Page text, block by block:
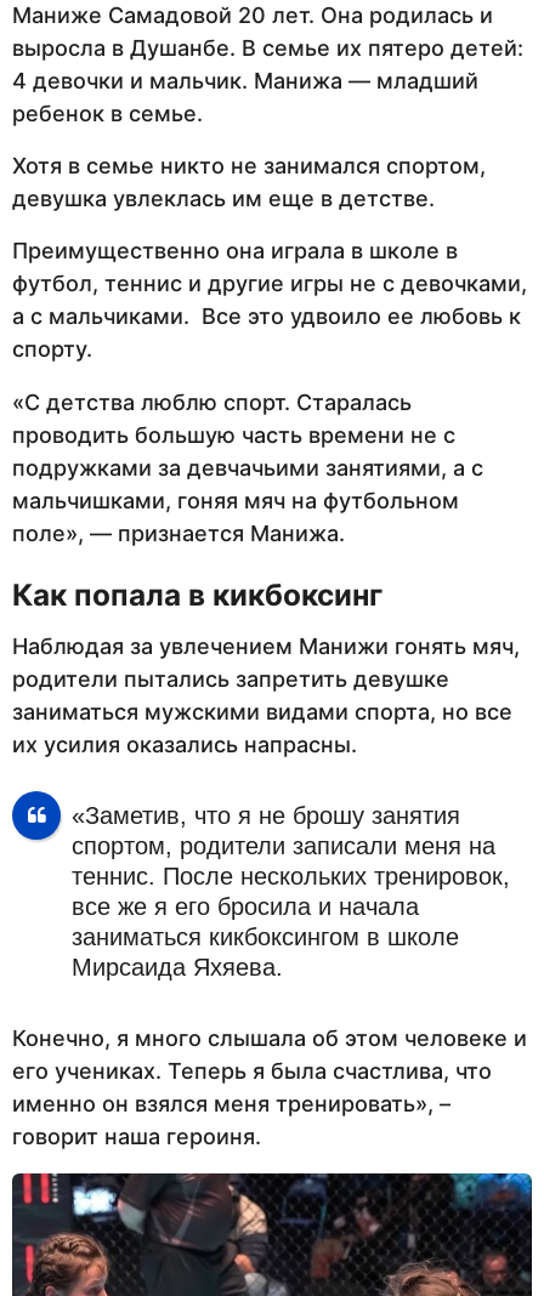
Маниже Самадовой 20 лет. Она родилась и
выросла в Душанбе. В семье их пятеро детей:
4 девочки и мальчик. Манижа — младший
ребенок в семье.
Хотя в семье никто не занимался спортом,
девушка увлеклась им еще в детстве.
Преимущественно она играла в школе в
футбол, теннис и другие игры не с девочками,
а с мальчиками. Все это удвоило ее любовь к
спорту.
«С детства люблю спорт. Старалась
проводить большую часть времени не с
подружками за девчачьими занятиями, а с
мальчишками, гоняя мяч на футбольном
поле», — признается Манижа.
Как попала в кикбоксинг
Наблюдая за увлечением Манижи гонять мяч,
родители пытались запретить девушке
заниматься мужскими видами спорта, но все
их усилия оказались напрасны.
«Заметив, что я не брошу занятия
спортом, родители записали меня на
теннис. После нескольких тренировок,
все же я его бросила и начала
заниматься кикбоксингом в школе
Мирсаида Яхяева.
Конечно, я много слышала об этом человеке и
его учениках. Теперь я была счастлива, что
именно он взялся меня тренировать», –
говорит наша героиня.